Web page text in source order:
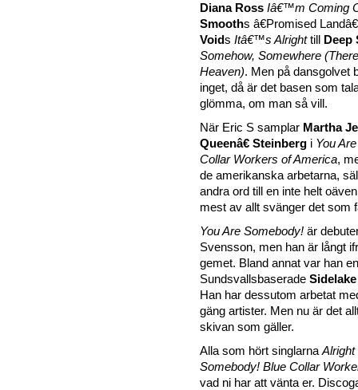
Diana Ross Iâ€™m Coming
Smooths â€Promised
Voids Itâ€™s Alrighttill
Deep
Somehow, Somewhere
Heaven). Men på dansgolvet
inget, då är det basen som
glömma, om man så vill.
När Eric S samplar Martha
Queenâ€ Steinberg i You
Collar Workers of America,
de amerikanska arbetarna,
andra ord till en inte helt
mest av allt svänger det som
You Are Somebody! är
Svensson, men han är långt
gemet. Bland annat var han
Sundsvallsbaserade
Han har dessutom arbetat
gäng artister. Men nu är det
skivan som gäller.
Alla som hört singlarna Alright
Somebody! Blue Collar
vad ni har att vänta er.